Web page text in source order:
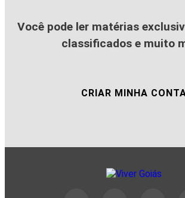
Você pode ler matérias
classificados e muito
CRIAR MINHA